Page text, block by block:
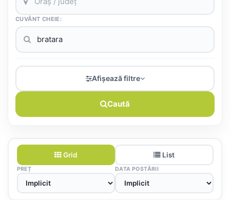
CUVÂNT CHEIE:
Afișează filtre
Caută
Grid List
PREȚ DATA POSTĂRII